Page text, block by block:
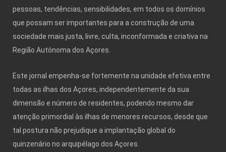
pessoas, tendências, sensibilidades, em todos os domínios
que possam ser importantes para a construção de uma
sociedade mais justa, livre, culta, inconformada e criativa na
Região Autónoma dos Açores.
Este jornal empenha-se fortemente na unidade efetiva entre
todas as ilhas dos Açores, independentemente da sua
dimensão e número de residentes, podendo mesmo dar
atenção primordial às ilhas de menores recursos, desde que
tal postura não prejudique a implantação global do
quinzenário no arquipélago dos Açores.